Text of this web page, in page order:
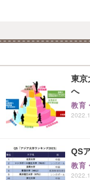
東京
へ
教育
QS
教育